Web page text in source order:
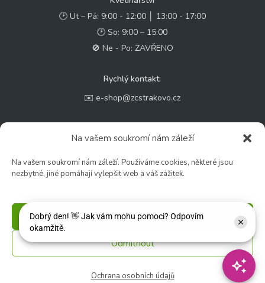
Na vašem soukromí nám záleží
Na vašem soukromí nám záleží. Používáme cookies, některé jsou
nezbytné, jiné pomáhají vylepšit web a váš zážitek.
Příjmout
Odmítnout
Ochrana osobních údajů
🕑 Ut – Pá: 9:00 - 12:00 │ 13:00 - 17:00
🕑 So: 9:00 – 15:00
🚫 Ne - Po: ZAVŘENO
Rychlý kontakt:
✉️ e-shop@zcstrakovo.cz
© 2026 Zahradní centrum "Strakovo" s.r.o. – Všechna práva vyhrazena. |
Vytvořilo
inetio s. r. o.